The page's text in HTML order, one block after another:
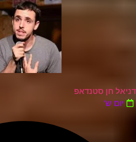
דניאל חן סטנדאפ
יום ש'